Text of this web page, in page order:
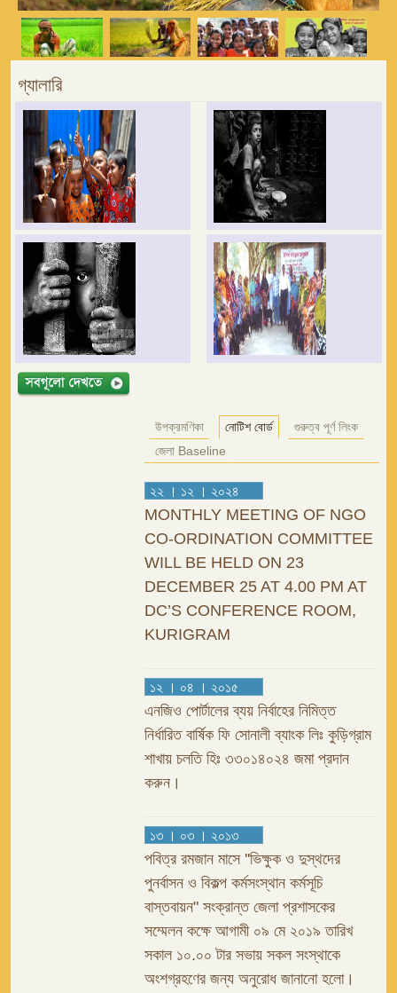
গ্যালারি
উপক্রমণিকা নোটিশ বোর্ড
গুরুত্ব পূর্ণ লিংক
জেলা Baseline
২২ । ১২ । ২০২৪
MONTHLY MEETING OF NGO
CO-ORDINATION COMMITTEE
WILL BE HELD ON 23
DECEMBER 25 AT 4.00 PM AT
DC’S CONFERENCE ROOM,
KURIGRAM
১২ । ০৪ । ২০১৫
এনজিও পোর্টালের ব্যয় নির্বাহের নিমিত্ত
নির্ধারিত বার্ষিক ফি সোনালী ব্যাংক লিঃ কুড়িগ্রাম
শাখায় চলতি হিঃ ৩৩০১৪০২৪ জমা প্রদান
করুন।
১৩ । ০৩ । ২০১৩
পবিত্র রমজান মাসে ''ভিক্ষুক ও দুস্থদের
পুনর্বাসন ও বিকল্প কর্মসংস্থান কর্মসূচি
বাস্তবায়ন" সংক্রান্ত জেলা প্রশাসকের
সম্মেলন কক্ষে আগামী ০৯ মে ২০১৯ তারিখ
সকাল ১০.০০ টার সভায় সকল সংস্থাকে
অংশগ্রহণের জন্য অনুরোধ জানানো হলো।